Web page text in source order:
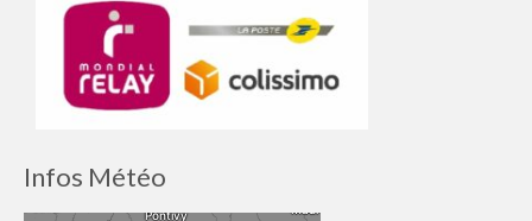
Infos Météo